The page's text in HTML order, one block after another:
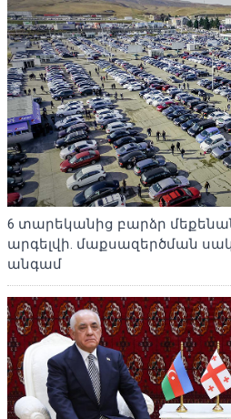
6 տարեկանից բարձր
արգելվի. մաքսազերծման
անգամ